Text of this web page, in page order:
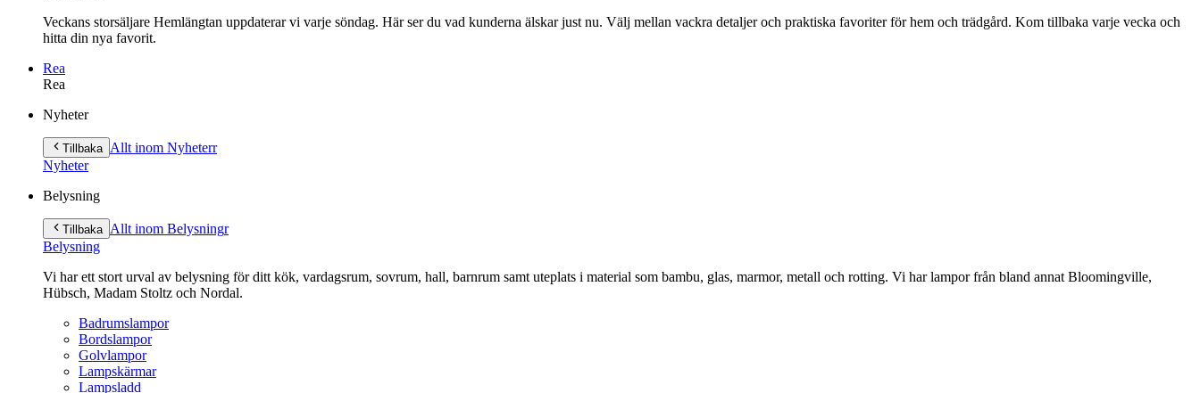
Veckans storsäljare Hemlängtan uppdaterar vi varje söndag. Här ser du vad kunderna älskar just nu. Välj mellan vackra detaljer och praktiska favoriter för hem och trädgård. Kom tillbaka varje vecka och
hitta din nya favorit.
Rea
Rea
innehåll
Nyheter
Tillbaka Allt inom Nyheterr
Nyheter
Belysning
Tillbaka Allt inom Belysningr
Belysning
Vi har ett stort urval av belysning för ditt kök, vardagsrum, sovrum, hall, barnrum samt uteplats i material som bambu, glas, marmor, metall och rotting. Vi har lampor från bland annat Bloomingville,
Hübsch, Madam Stoltz och Nordal.
Badrumslampor
Bordslampor
Golvlampor
Lampskärmar
Lampsladd